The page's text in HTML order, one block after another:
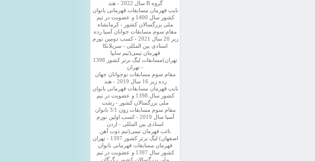
گروه B سال 2022 - هند
نایب قهرمان مسابقات قهرمانی بانوان
کشور سال 1400 و عضویت در تیم
ملی بزرگسالان کشور - کرمانشاه
مقام سوم مسابقات جوانان آسیا رده
زیر 20 سال 2021 - کسب دومین نورم
استادی بین المللی - سریلانکا
قهرمان تیمی(تیم سایپا
تهران)مسابقات لیگ برتر کشور 1398
- تهران
مقام سوم مسابقات نوجوانان جهان
رده زیر 16 سال 2019 - هند
نایب قهرمان مسابقات قهرمانی بانوان
کشور سال 1398 و عضویت در تیم
ملی بزرگسالان کشور - رشت
مقام سوم مسابقات زون 3/1 بانوان
آسیا سال 2019 - کسب اولین نورم
استادی بین المللی - اردن
نائب قهرمان تیمی(تیم ذوب آهن
اصفهان) لیگ برتر کشور 1397 - تهران
قهرمان مسابقات قهرمانی بانوان
کشور سال 1397 و عضویت در تیم
ملی بزرگسالان کشور - گرگان